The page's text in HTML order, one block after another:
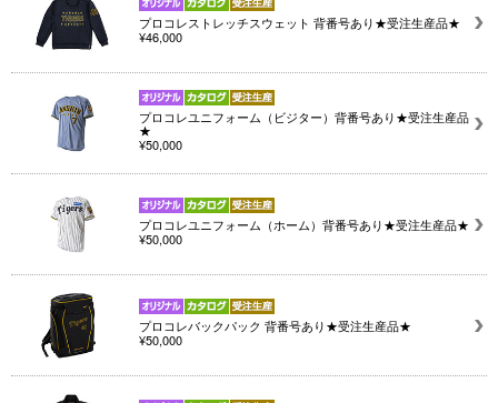
プロコレストレッチスウェット 背番号あり★受注生産品★
¥46,000
プロコレユニフォーム（ビジター）背番号あり★受注生産品
★
¥50,000
プロコレユニフォーム（ホーム）背番号あり★受注生産品★
¥50,000
プロコレバックパック 背番号あり★受注生産品★
¥50,000